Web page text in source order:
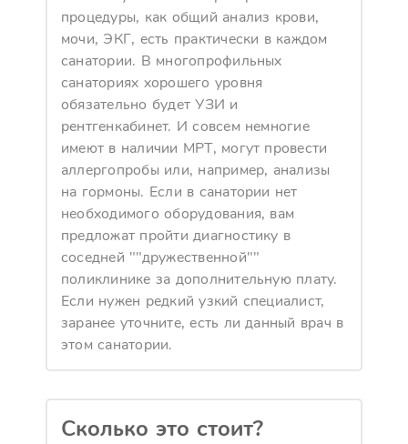
процедуры, как общий анализ крови,
мочи, ЭКГ, есть практически в каждом
санатории. В многопрофильных
санаториях хорошего уровня
обязательно будет УЗИ и
рентгенкабинет. И совсем немногие
имеют в наличии МРТ, могут провести
аллергопробы или, например, анализы
на гормоны. Если в санатории нет
необходимого оборудования, вам
предложат пройти диагностику в
соседней ""дружественной""
поликлинике за дополнительную плату.
Если нужен редкий узкий специалист,
заранее уточните, есть ли данный врач в
этом санатории.
Сколько это стоит?